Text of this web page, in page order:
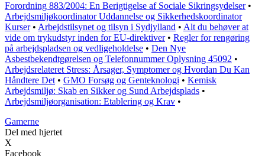
Forordning 883/2004: En Berigtigelse af Sociale Sikringsydelser•
Arbejdsmiljøkoordinator Uddannelse og Sikkerhedskoordinator
Kurser• Arbejdstilsynet og tilsyn i Sydjylland • Alt du behøver at
vide om trykudstyr inden for EU-direktiver• Regler for rengøring
på arbejdspladsen og vedligeholdelse • Den Nye
Asbestbekendtgørelsen og Telefonnummer Oplysning 45092 •
Arbejdsrelateret Stress: Årsager, Symptomer og Hvordan Du Kan
Håndtere Det • GMO Forsøg og Genteknologi • Kemisk
Arbejdsmiljø: Skab en Sikker og Sund Arbejdsplads •
Arbejdsmiljøorganisation: Etablering og Krav •
Gamerne
Del med hjertet
X
Facebook